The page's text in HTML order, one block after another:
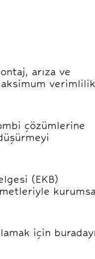
arıza ve
verimlilik
çözümlerine
(EKB)
için